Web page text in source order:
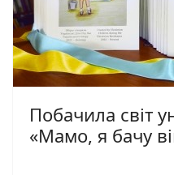
Побачила світ
«Мамо, я бачу